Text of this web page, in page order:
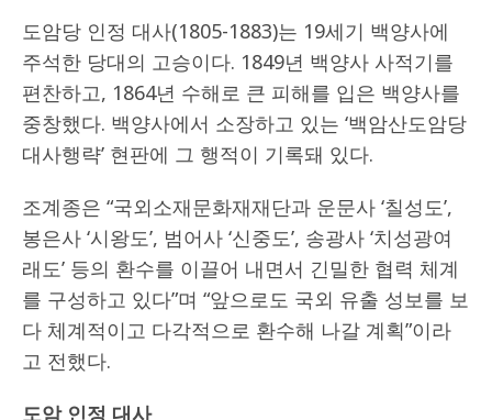
도암당 인정 대사(1805-1883)는 19세기 백양사에
주석한 당대의 고승이다. 1849년 백양사 사적기를
편찬하고, 1864년 수해로 큰 피해를 입은 백양사를
중창했다. 백양사에서 소장하고 있는 ‘백암산도암당
대사행략’ 현판에 그 행적이 기록돼 있다.
조계종은 “국외소재문화재재단과 운문사 ‘칠성도’,
봉은사 ‘시왕도’, 범어사 ‘신중도’, 송광사 ‘치성광여
래도’ 등의 환수를 이끌어 내면서 긴밀한 협력 체계
를 구성하고 있다”며 “앞으로도 국외 유출 성보를 보
다 체계적이고 다각적으로 환수해 나갈 계획”이라
고 전했다.
도암 인정 대사